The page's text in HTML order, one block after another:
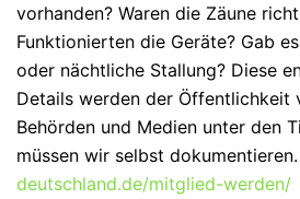
vorhanden? Waren die Zäune
Funktionierten die Geräte? Gab
oder nächtliche Stallung? Diese
Details werden der Öffentlichkeit
Behörden und Medien unter den
müssen wir selbst dokumentieren.
deutschland.de/mitglied-werden/